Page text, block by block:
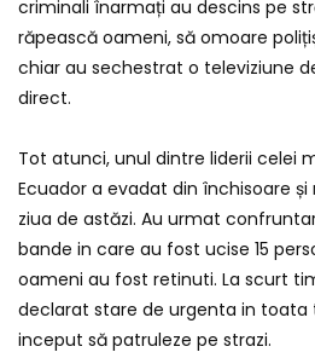
criminali înarmați au descins pe
răpească oameni, să omoare
chiar au sechestrat o televiziune
direct.
Tot atunci, unul dintre liderii celei
Ecuador a evadat din închisoare
ziua de astăzi. Au urmat
bande in care au fost ucise 15
oameni au fost retinuti. La scurt
declarat stare de urgenta in toata
inceput să patruleze pe strazi.